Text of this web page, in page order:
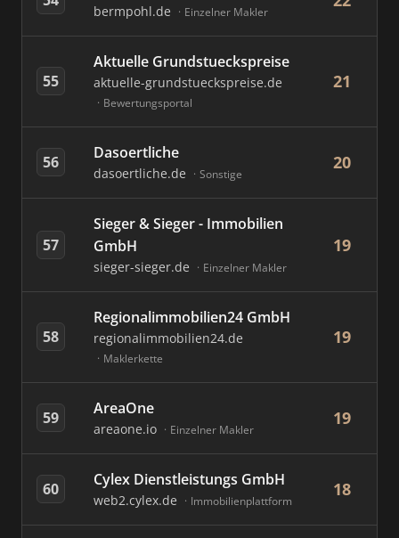
bermpohl.de Einzelner Makler
55
Aktuelle Grundstueckspreise
aktuelle-grundstueckspreise.de
Bewertungsportal
21
56 Dasoertliche
dasoertliche.de Sonstige
20
57
Sieger & Sieger - Immobilien
GmbH
sieger-sieger.de Einzelner Makler
19
58
Regionalimmobilien24 GmbH
regionalimmobilien24.de
Maklerkette
19
59 AreaOne
areaone.io Einzelner Makler
19
60 Cylex Dienstleistungs GmbH
web2.cylex.de Immobilienplattform
18